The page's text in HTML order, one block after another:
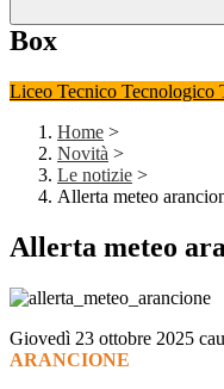
Box
Liceo Tecnico Tecnologico
Home >
Novità >
Le notizie >
Allerta meteo
Allerta meteo
Giovedì 23 ottobre 2025
ARANCIONE